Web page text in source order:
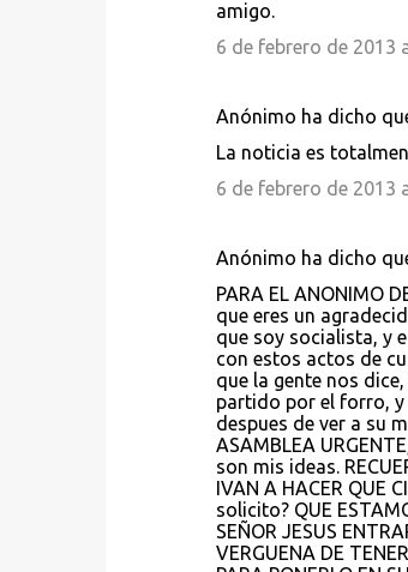
amigo.
6 de febrero de 2013
Anónimo ha dicho
La noticia es
6 de febrero de 2013
Anónimo ha dicho
PARA EL ANONIMO
que eres un
que soy socialista, y
con estos actos de
que la gente nos
partido por el forro, y
despues de ver a su
ASAMBLEA
son mis ideas.
IVAN A HACER QUE
solicito? QUE
SEÑOR JESUS
VERGUENA DE